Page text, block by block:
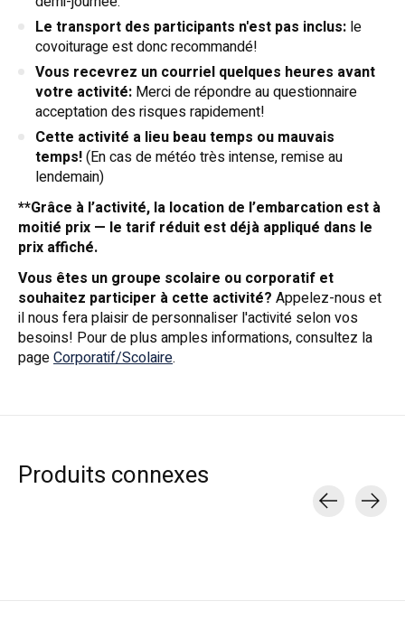
Le transport des participants n'est pas inclus: le
covoiturage est donc recommandé!
Vous recevrez un courriel quelques heures avant
votre activité: Merci de répondre au questionnaire
acceptation des risques rapidement!
Cette activité a lieu beau temps ou mauvais
temps!(En cas de météo très intense, remise au
lendemain)
**Grâce à l’activité, la location de l’embarcation est à
moitié prix — le tarif réduit est déjà appliqué dans le
prix affiché.
Vous êtes un groupe scolaire ou corporatif et
souhaitez participer à cette activité? Appelez-nous et
il nous fera plaisir de personnaliser l'activité selon vos
besoins! Pour de plus amples informations, consultez la
pageCorporatif/Scolaire.
Produits connexes